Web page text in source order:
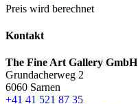
Preis wird berechnet
Kontakt
The Fine Art Gallery GmbH
Grundacherweg 2
6060 Sarnen
+41 41 521 87 35